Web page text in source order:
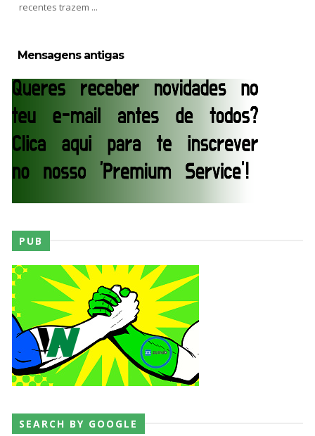
Lucha Libre AAA: Verano De Escándalo 2026 -
Semana 2
Unknown-Aug 02 2026
Semana em Sexyness No.52
SCSA867 Aug 02 2026
Unknown
WWE Friday Night Smackdown 31 July 2026
Unknown-Aug 01 2026
TNA iMPACT Wrestling 30 July 2026
Unknown-Jul 31 2026
recentes trazem ...
Mensagens antigas
PUB
SEARCH BY GOOGLE